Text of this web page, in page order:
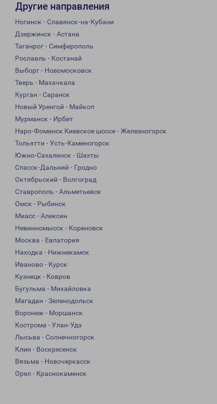
Другие направления
Ногинск - Славянск-на-Кубани
Дзержинск - Астана
Таганрог - Симферополь
Рославль - Костанай
Выборг - Новомосковск
Тверь - Махачкала
Курган - Саранск
Новый Уренгой - Майкоп
Мурманск - Ирбит
Наро-Фоминск Киевское шоссе - Железногорск
Тольятти - Усть-Каменогорск
Южно-Сахалинск - Шахты
Спасск-Дальний - Гродно
Октябрьский - Волгоград
Ставрополь - Альметьевск
Омск - Рыбинск
Миасс - Алексин
Невинномысск - Кореновск
Москва - Евпатория
Находка - Нижнекамск
Иваново - Курск
Кузнецк - Ковров
Бугульма - Михайловка
Магадан - Зеленодольск
Воронеж - Моршанск
Кострома - Улан-Удэ
Лысьва - Солнечногорск
Клин - Воскресенск
Вязьма - Новочеркасск
Орел - Краснокаменск